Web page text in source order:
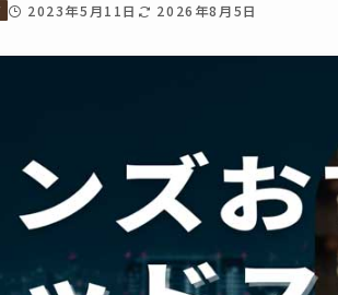
2023年5月11日 2026年8月5日